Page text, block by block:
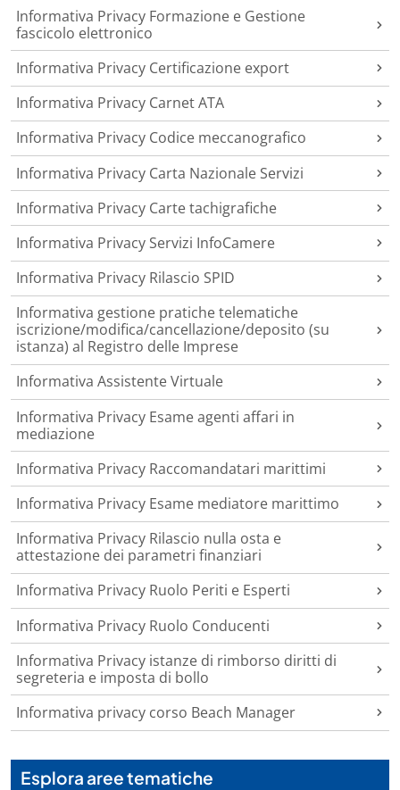
Informativa Privacy Formazione e Gestione
fascicolo elettronico
Informativa Privacy Certificazione export
Informativa Privacy Carnet ATA
Informativa Privacy Codice meccanografico
Informativa Privacy Carta Nazionale Servizi
Informativa Privacy Carte tachigrafiche
Informativa Privacy Servizi InfoCamere
Informativa Privacy Rilascio SPID
Informativa gestione pratiche telematiche
iscrizione/modifica/cancellazione/deposito (su
istanza) al Registro delle Imprese
Informativa Assistente Virtuale
Informativa Privacy Esame agenti affari in
mediazione
Informativa Privacy Raccomandatari marittimi
Informativa Privacy Esame mediatore marittimo
Informativa Privacy Rilascio nulla osta e
attestazione dei parametri finanziari
Informativa Privacy Ruolo Periti e Esperti
Informativa Privacy Ruolo Conducenti
Informativa Privacy istanze di rimborso diritti di
segreteria e imposta di bollo
Informativa privacy corso Beach Manager
Esplora aree tematiche